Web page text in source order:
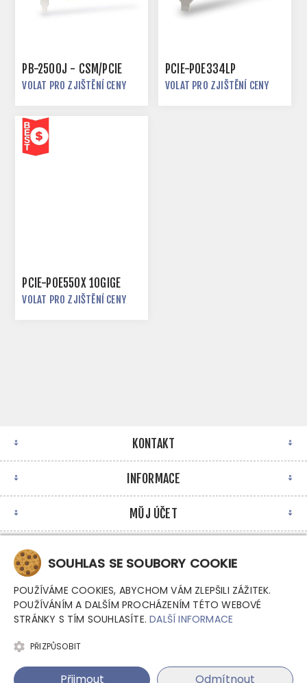
PB-2500J - CSM/PCIE
VOLAT PRO ZJIŠTĚNÍ CENY
PCIE-POE334LP
VOLAT PRO ZJIŠTĚNÍ CENY
PCIE-POE550X 10GIGE
VOLAT PRO ZJIŠTĚNÍ CENY
KONTAKT
INFORMACE
MŮJ ÚČET
Všechna práva vyhrazena.
SOUHLAS SE SOUBORY COOKIE
POUŽÍVÁME COOKIES, ABYCHOM VÁM ZLEPŠILI ZÁŽITEK.
POUŽÍVÁNÍM A DALŠÍM PROCHÁZENÍM TÉTO WEBOVÉ
STRÁNKY S TÍM SOUHLASÍTE.DALŠÍ INFORMACE
PŘIZPŮSOBIT
Přijmout Odmítnout